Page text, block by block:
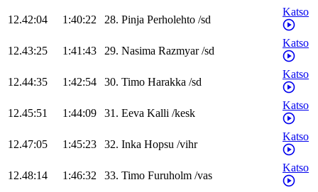
12.42:04 1:40:22 28. Pinja Perholehto /sd
Katso
12.43:25 1:41:43 29. Nasima Razmyar/sd
Katso
12.44:35 1:42:54 30. Timo Harakka /sd
Katso
12.45:51 1:44:09 31. Eeva Kalli /kesk
Katso
12.47:05 1:45:23 32. Inka Hopsu /vihr
Katso
12.48:14 1:46:32 33. Timo Furuholm /vas
Katso